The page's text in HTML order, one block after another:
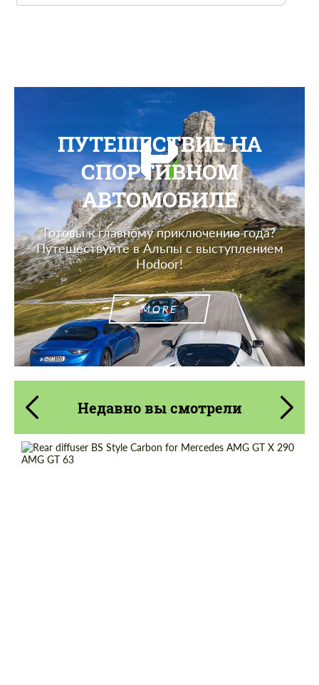
ПУТЕШЕСТВИЕ НА
СПОРТИВНОМ
АВТОМОБИЛЕ
Готовы к главному приключению года?
Путешествуйте в Альпы с выступлением
Hodoor!
MORE
Недавно вы смотрели